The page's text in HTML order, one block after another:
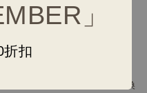
」
折扣
沒有反應
使用
保法7日鑑賞期，不提供退換